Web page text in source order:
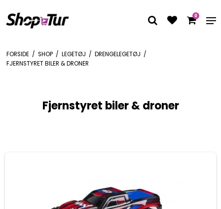
0
FORSIDE / SHOP / LEGETØJ / DRENGELEGETØJ /
FJERNSTYRET BILER & DRONER
Fjernstyret biler & droner